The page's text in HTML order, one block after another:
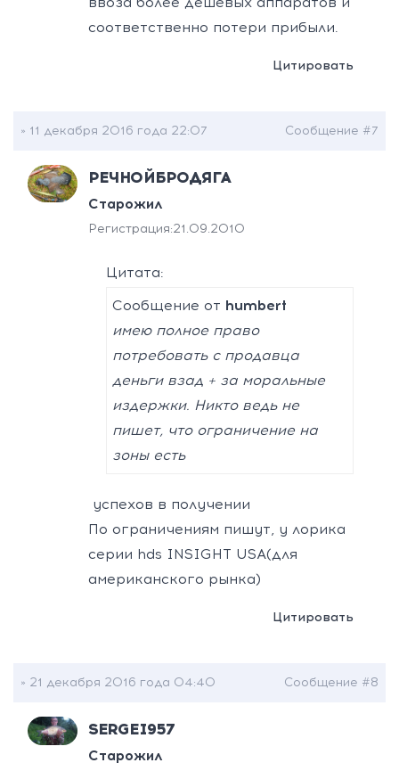
соответственно потери прибыли.
Цитировать
» 11 декабря 2016 года 22:07 Сообщение #7
РЕЧНОЙБРОДЯГА
Старожил
Регистрация:21.09.2010
Цитата:
Сообщение от humbert
имею полное право
потребовать с продавца
деньги взад + за моральные
издержки. Никто ведь не
пишет, что ограничение на
зоны есть
успехов в получении
По ограничениям пишут, у лорика
серии hds INSIGHT USA(для
американского рынка)
Цитировать
» 21 декабря 2016 года 04:40 Сообщение #8
SERGEI957
Старожил